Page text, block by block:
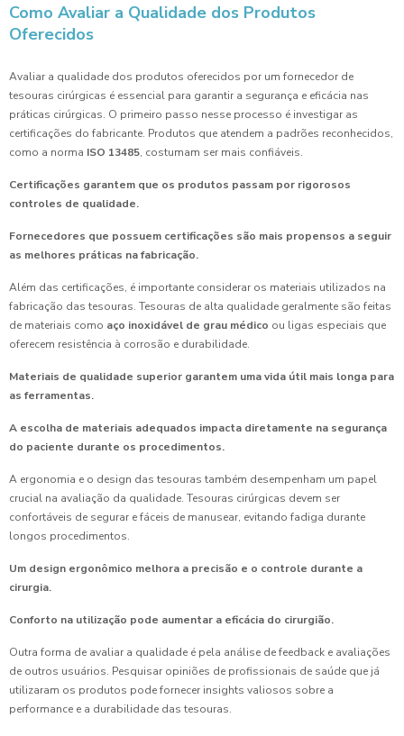
Como Avaliar a Qualidade dos Produtos
Oferecidos
Avaliar a qualidade dos produtos oferecidos por um fornecedor de
tesouras cirúrgicas é essencial para garantir a segurança e eficácia nas
práticas cirúrgicas. O primeiro passo nesse processo é investigar as
certificações do fabricante. Produtos que atendem a padrões reconhecidos,
como a norma ISO 13485, costumam ser mais confiáveis.
Certificações garantem que os produtos passam por rigorosos
controles de qualidade.
Fornecedores que possuem certificações são mais propensos a seguir
as melhores práticas na fabricação.
Além das certificações, é importante considerar os materiais utilizados na
fabricação das tesouras. Tesouras de alta qualidade geralmente são feitas
de materiais como aço inoxidável de grau médico ou ligas especiais que
oferecem resistência à corrosão e durabilidade.
Materiais de qualidade superior garantem uma vida útil mais longa para
as ferramentas.
A escolha de materiais adequados impacta diretamente na segurança
do paciente durante os procedimentos.
A ergonomia e o design das tesouras também desempenham um papel
crucial na avaliação da qualidade. Tesouras cirúrgicas devem ser
confortáveis de segurar e fáceis de manusear, evitando fadiga durante
longos procedimentos.
Um design ergonômico melhora a precisão e o controle durante a
cirurgia.
Conforto na utilização pode aumentar a eficácia do cirurgião.
Outra forma de avaliar a qualidade é pela análise de feedback e avaliações
de outros usuários. Pesquisar opiniões de profissionais de saúde que já
utilizaram os produtos pode fornecer insights valiosos sobre a
performance e a durabilidade das tesouras.